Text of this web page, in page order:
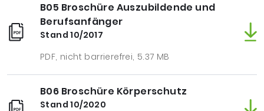
B05 Broschüre Auszubildende und
Berufsanfänger
Stand 10/2017
PDF, nicht barrierefrei, 5.37 MB
B06 Broschüre Körperschutz
Stand 10/2020